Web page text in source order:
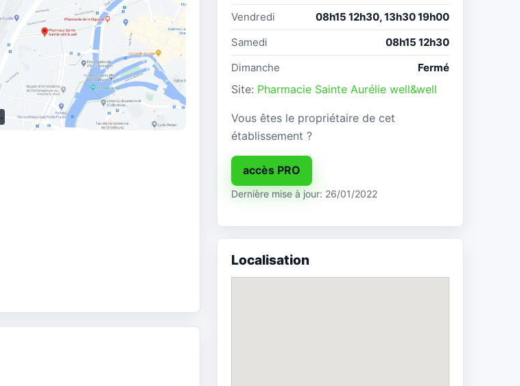
Vendredi
08h15 12h30, 13h30 19h00
Samedi
08h15 12h30
Dimanche
Fermé
Site: Pharmacie Sainte Aurélie well&well
Vous êtes le propriétaire de cet
établissement ?
accès PRO
Dernière mise à jour: 26/01/2022
Localisation